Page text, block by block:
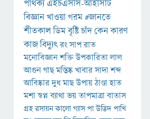
পার্থক্য এইচএসসি-আইসিটি
বিজ্ঞানখাওয়াগরম#জানতে
শীতকালডিমবৃষ্টিচাঁদকেনকারণ
কাজবিদ্যুৎরংসাপরাত
মনোবিজ্ঞানশক্তিউপকারিতালাল
আগুনগাছমস্তিষ্কখাবারসাদাশব্দ
আবিষ্কারদুধমাছউপায়ঠাণ্ডাহাত
মশাস্বপ্নব্যাথাভয়তাপমাত্রাবাতাস
গ্রহরসায়নকালোগ্যাসপাউদ্ভিদপাখি